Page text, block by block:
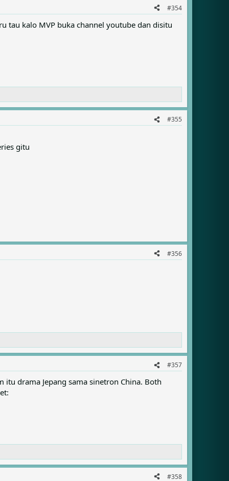
#354
tau kalo MVP buka channel youtube dan disitu
#355
gitu
#356
#357
itu drama Jepang sama sinetron China. Both
#358